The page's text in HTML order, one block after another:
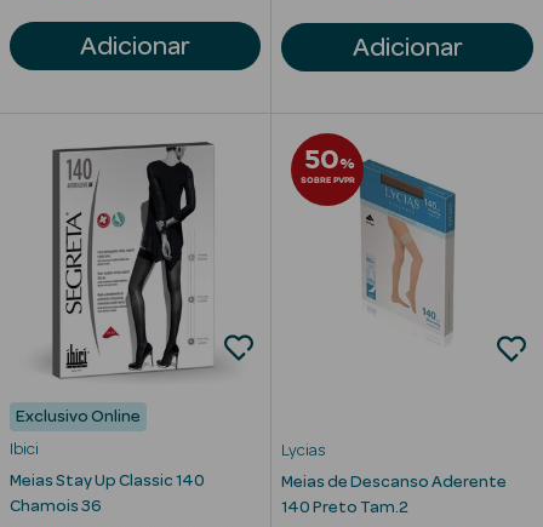
Ver Tudo
Perfumes
Adicionar Adicionar
Exclusivo Online
Ibici
Meias Stay Up Classic 140
Chamois 36
50%
SOBRE PVPR
Lycias
Meias de Descanso Aderente
140 Preto Tam.2